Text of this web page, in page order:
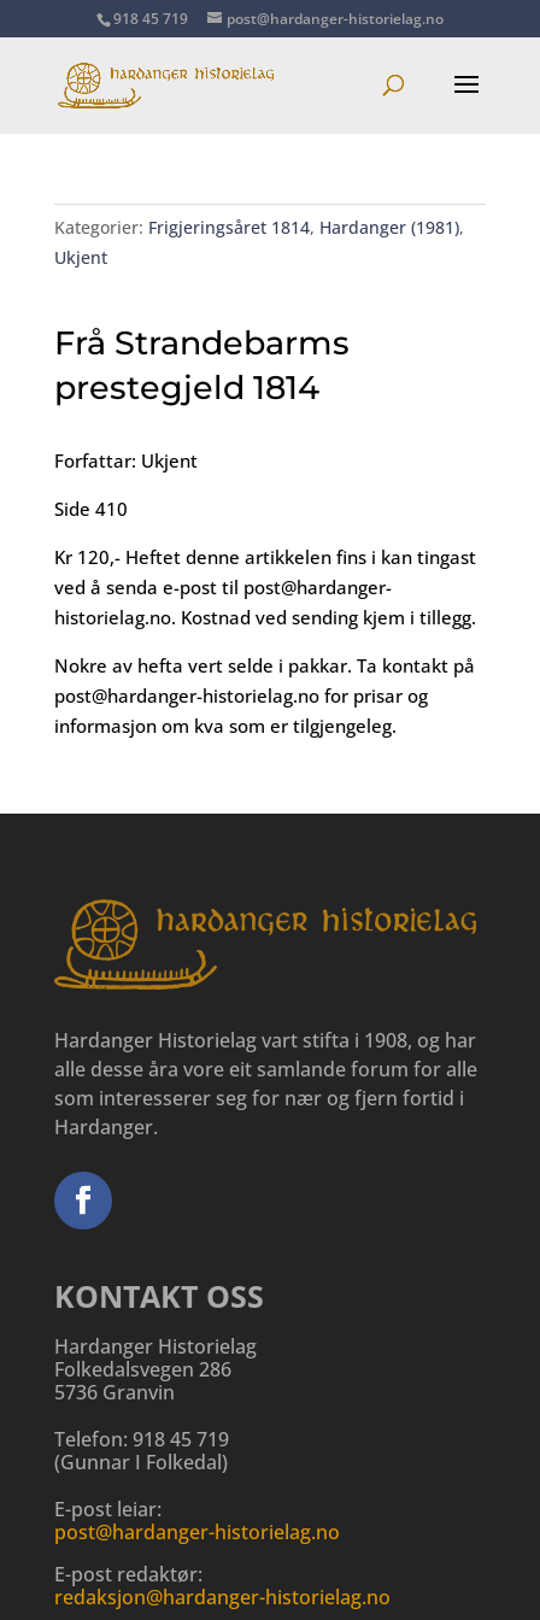
918 45 719 post@hardanger-historielag.no
Kategorier: Frigjeringsåret 1814, Hardanger (1981),
Ukjent
Frå Strandebarms
prestegjeld 1814
Forfattar: Ukjent
Side 410
Kr 120,- Heftet denne artikkelen fins i kan tingast
ved å senda e-post til post@hardanger-
historielag.no. Kostnad ved sending kjem i tillegg.
Nokre av hefta vert selde i pakkar. Ta kontakt på
post@hardanger-historielag.nofor prisar og
informasjon om kva som er tilgjengeleg.
Hardanger Historielag vart stifta i 1908, og har
alle desse åra vore eit samlande forum for alle
som interesserer seg for nær og fjern fortid i
Hardanger.
KONTAKT OSS
Hardanger Historielag
Folkedalsvegen 286
5736 Granvin
Telefon: 918 45 719
(Gunnar I Folkedal)
E-post leiar:
post@hardanger-historielag.no
E-post redaktør:
redaksjon@hardanger-historielag.no